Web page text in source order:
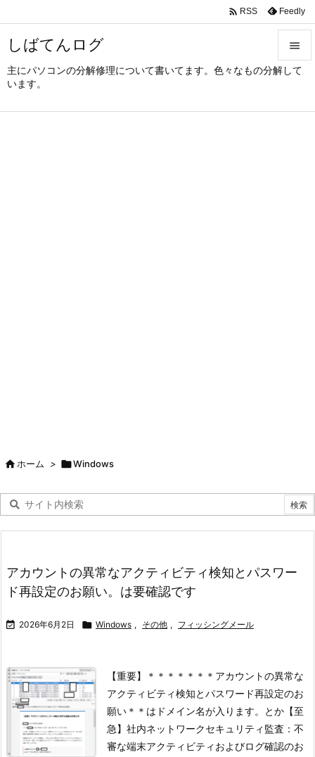
しばてんログ
主にパソコンの分解修理について書いてます。色々なもの分解して
います。



 RSS Feedly
ホーム > Windows
アカウントの異常なアクティビティ検知とパスワー
ド再設定のお願い。は要確認です
 2026年6月2日  Windows , その他 , フィッシングメール
【重要】＊＊＊＊＊＊＊アカウントの異常な
アクティビティ検知とパスワード再設定のお
願い ＊＊はドメイン名が入ります。 とか 【至
急】社内ネットワークセキュリティ監査：不
審な端末アクティビティおよびログ確認のお